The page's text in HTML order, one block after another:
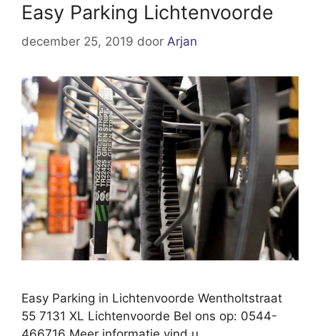
Easy Parking Lichtenvoorde
december 25, 2019 door Arjan
Easy Parking in Lichtenvoorde Wentholtstraat
55 7131 XL Lichtenvoorde Bel ons op: 0544-